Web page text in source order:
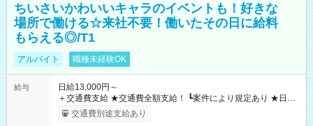
ちいさいかわいいキャラのイベントも！好きな
場所で働ける☆来社不要！働いたその日に給料
もらえる◎/T1
アルバイト 職種未経験OK
給与
日給13,000円～
＋交通費支給 ★交通費全額支給！ ┗案件により規定あり ★日払
いOK！（規定あり） ┗働いたその日に現金GET♪ お仕事後はコ
ンビニATMから 日払い分を引き落とせます！ 【試用期間】試
交通費別途支給あり